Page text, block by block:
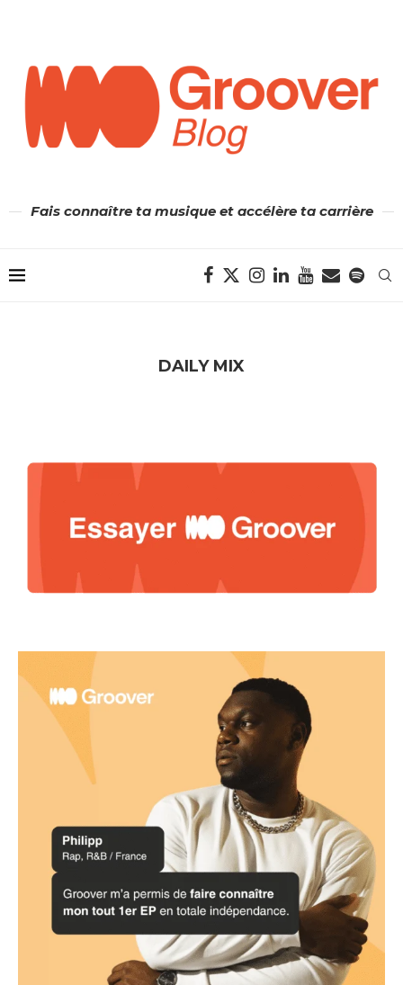
Fais connaître ta musique et accélère ta carrière
DAILY MIX